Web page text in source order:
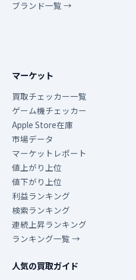
ブランド一覧 →
マーケット
買取チェッカー一覧
ゲーム機チェッカー
Apple Store在庫
市場データ
マーケットレポート
値上がり上位
値下がり上位
利益ランキング
検索ランキング
連続上昇ランキング
ランキング一覧 →
人気の買取ガイド